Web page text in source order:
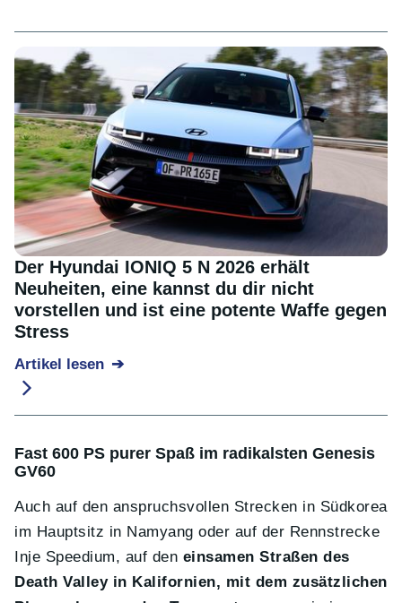
Der Hyundai IONIQ 5 N 2026 erhält
Neuheiten, eine kannst du dir nicht
vorstellen und ist eine potente Waffe gegen
Stress
Artikel lesen
Fast 600 PS purer Spaß im radikalsten Genesis
GV60
Auch auf den anspruchsvollen Strecken in Südkorea
im Hauptsitz in Namyang oder auf der Rennstrecke
Inje Speedium, auf den einsamen Straßen des
Death Valley in Kalifornien, mit dem zusätzlichen